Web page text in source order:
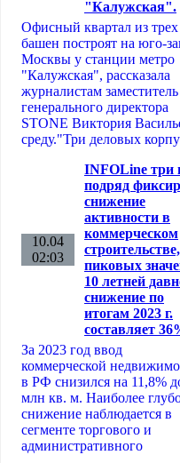
"Калужская".
Офисный квартал из трех
башен построят на юго-
Москвы у станции метро
"Калужская", рассказала
журналистам заместитель
генерального директора
STONE Виктория
среду."Три деловых
10.04
02:03
INFOLine три
подряд
снижение
активности в
коммерческом
пиковых
10 летней
снижение по
итогам 2023 г.
составляет
За 2023 год ввод
коммерческой
в РФ снизился на 11,8%
млн кв. м. Наиболее
снижение наблюдается в
сегменте торгового и
административного